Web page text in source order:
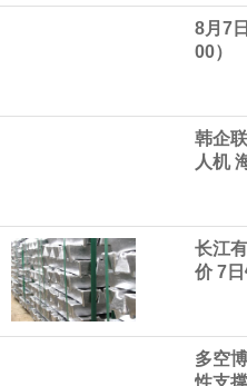
稳定的三大有利因素带
美国国会预算办公室（
计划建造的15艘核动力
到采购的总费用可能高
面战舰项目之一。 根据
后续14艘平均每艘约
8月7
00）
韩企
人机
长江
价 7
多空
性支